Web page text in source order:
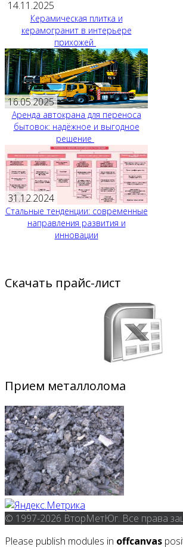
14.11.2025
Керамическая плитка и
керамогранит в интерьере
прихожей
16.05.2025
Аренда автокрана для переноса
бытовок: надёжное и выгодное
решение
31.12.2024
Стальные тенденции: современные
направления развития и
инновации
Скачать прайс-лист
Прием металлолома
© 1997-2026 ВторМетЮг. Все права
Please publish modules in offcanvas